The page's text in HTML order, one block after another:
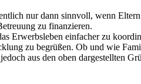
nur dann sinnvoll, wenn
zu finanzieren.
Erwerbsleben einfacher zu
zu begrüßen. Ob und wie
aus den oben dargestellten